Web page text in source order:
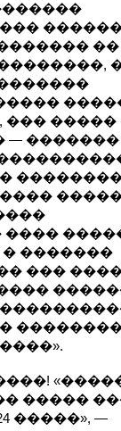
��� �����
— �������
� �������
���
�����
�����», —